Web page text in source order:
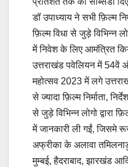
डॉ उपाध्याय ने सभी फ़िल्म
फ़िल्म विधा से जुड़े विभिन्न
में निवेश के लिए आमंत्रित
उत्तराखंड पवेलियन में 54वें
महोत्सव 2023 में लगे
से ज्यादा फ़िल्म निर्माता,
से जुड़े विभिन्न लोगो द्वारा
में जानकारी ली गईं, जिसमे
अफ्रीका के अलावा
मुम्बई, हैदराबाद, झारखंड आदि